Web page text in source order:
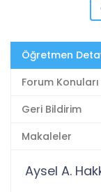
Öğretmen
Forum Konuları
Geri Bildirim
Makaleler
Aysel A.